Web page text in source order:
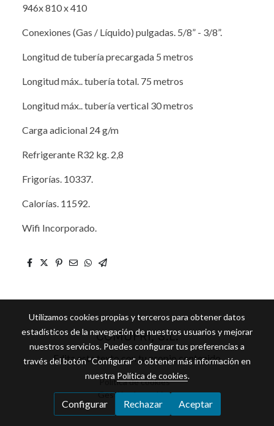
946x 810 x 410
Conexiones (Gas / Líquido) pulgadas. 5/8” - 3/8”.
Longitud de tubería precargada 5 metros
Longitud máx.. tubería total. 75 metros
Longitud máx.. tubería vertical 30 metros
Carga adicional 24 g/m
Refrigerante R32 kg. 2,8
Frigorías. 10337.
Calorías. 11592.
Wifi Incorporado.
COMUFRI, S.L.
Edita este texto con tu propio contenido
Política de cookies
Gestión de cookies
Utilizamos cookies propias y terceros para obtener datos
estadísticos de la navegación de nuestros usuarios y mejorar
nuestros servicios. Puedes configurar tus preferencias a
través del botón “Configurar” o obtener más información en
nuestra Política de cookies.
Configurar Rechazar Aceptar